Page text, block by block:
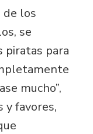
de los
se
piratas para
mucho”,
y favores,